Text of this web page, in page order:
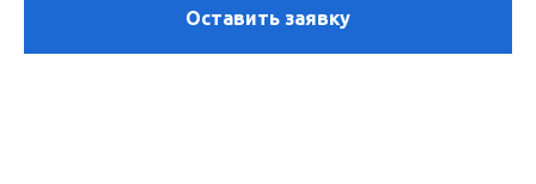
Оставить заявку